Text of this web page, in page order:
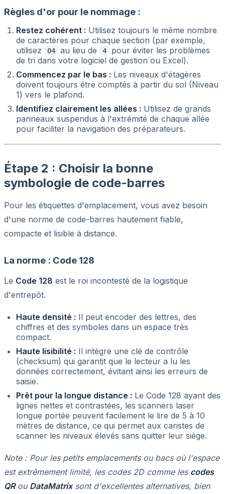
Règles d'or pour le nommage :
Restez cohérent : Utilisez toujours le même nombre
de caractères pour chaque section (par exemple,
utilisez
04 au lieu de 4
pour éviter les problèmes
de tri dans votre logiciel de gestion ou Excel).
Commencez par le bas : Les niveaux d'étagères
doivent toujours être comptés à partir du sol (Niveau
1) vers le plafond.
Identifiez clairement les allées : Utilisez de grands
panneaux suspendus à l'extrémité de chaque allée
pour faciliter la navigation des préparateurs.
Étape 2 : Choisir la bonne
symbologie de code-barres
Pour les étiquettes d'emplacement, vous avez besoin
d'une norme de code-barres hautement fiable,
compacte et lisible à distance.
La norme : Code 128
Le Code 128 est le roi incontesté de la logistique
d'entrepôt.
Haute densité : Il peut encoder des lettres, des
chiffres et des symboles dans un espace très
compact.
Haute lisibilité : Il intègre une clé de contrôle
(checksum) qui garantit que le lecteur a lu les
données correctement, évitant ainsi les erreurs de
saisie.
Prêt pour la longue distance : Le Code 128 ayant des
lignes nettes et contrastées, les scanners laser
longue portée peuvent facilement le lire de 5 à 10
mètres de distance, ce qui permet aux caristes de
scanner les niveaux élevés sans quitter leur siège.
Note : Pour les petits emplacements ou bacs où l'espace
est extrêmement limité, les codes 2D comme les codes
QRou DataMatrixsont d'excellentes alternatives, bien